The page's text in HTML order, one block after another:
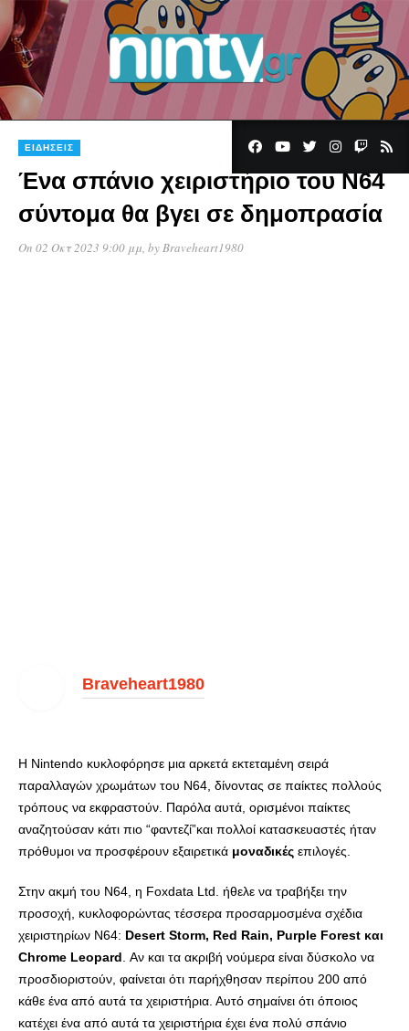
ΕΙΔΉΣΕΙΣ
Ένα σπάνιο χειριστήριο του N64
σύντομα θα βγει σε δημοπρασία
On 02 Οκτ 2023 9:00 μμ, byBraveheart1980
Braveheart1980
Η Nintendo κυκλοφόρησε μια αρκετά εκτεταμένη σειρά
παραλλαγών χρωμάτων του N64, δίνοντας σε παίκτες πολλούς
τρόπους να εκφραστούν. Παρόλα αυτά, ορισμένοι παίκτες
αναζητούσαν κάτι πιο “φαντεζί”και πολλοί κατασκευαστές ήταν
πρόθυμοι να προσφέρουν εξαιρετικά μοναδικές επιλογές.
Στην ακμή του N64, η Foxdata Ltd. ήθελε να τραβήξει την
προσοχή, κυκλοφορώντας τέσσερα προσαρμοσμένα σχέδια
χειριστηρίων N64: Desert Storm, Red Rain, Purple Forest και
Chrome Leopard . Αν και τα ακριβή νούμερα είναι δύσκολο να
προσδιοριστούν, φαίνεται ότι παρήχθησαν περίπου 200 από
κάθε ένα από αυτά τα χειριστήρια. Αυτό σημαίνει ότι όποιος
κατέχει ένα από αυτά τα χειριστήρια έχει ένα πολύ σπάνιο